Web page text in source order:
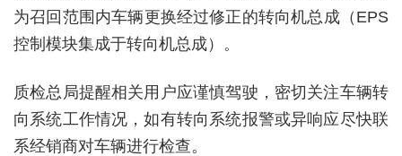
为召回范围内车辆更换经过修正的转向机总成（EPS
控制模块集成于转向机总成）。
质检总局提醒相关用户应谨慎驾驶，密切关注车辆转
向系统工作情况，如有转向系统报警或异响应尽快联
系经销商对车辆进行检查。